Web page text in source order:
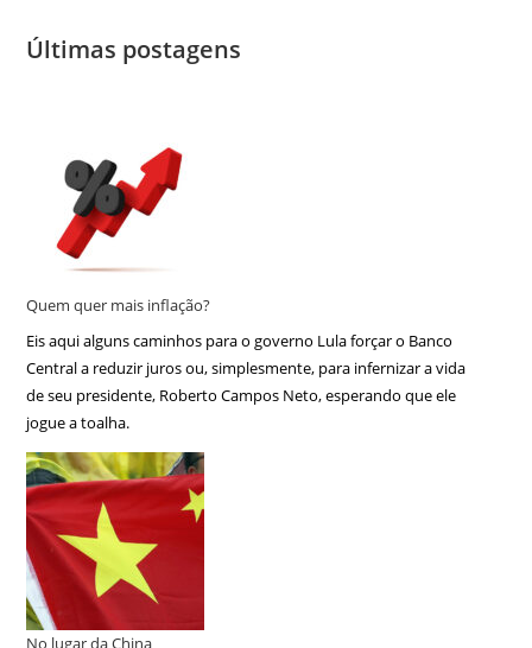
Últimas postagens
Quem quer mais inflação?
Eis aqui alguns caminhos para o governo Lula forçar o Banco
Central a reduzir juros ou, simplesmente, para infernizar a vida
de seu presidente, Roberto Campos Neto, esperando que ele
jogue a toalha.
No lugar da China